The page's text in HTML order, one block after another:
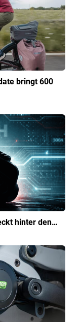
bringt 600
hinter den…